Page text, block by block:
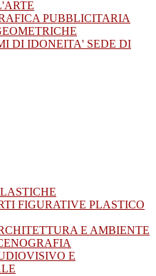
PUBBLICITARIA
DI IDONEITA' SEDE DI
FIGURATIVE PLASTICO
E AMBIENTE
E